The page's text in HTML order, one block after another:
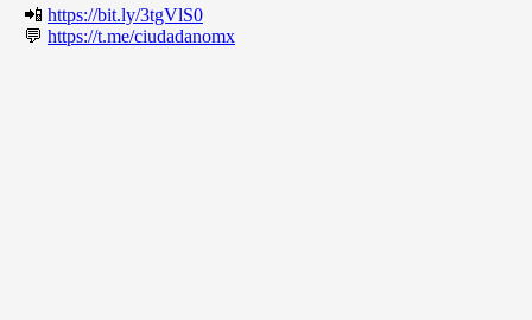
📲 https://bit.ly/3tgVlS0
💬 https://t.me/ciudadanomx